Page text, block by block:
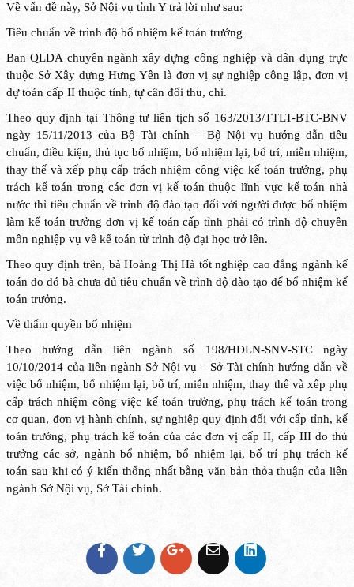
Về vấn đề này, Sở Nội vụ tỉnh Y trả lời như sau:
Tiêu chuẩn về trình độ bổ nhiệm kế toán trưởng
BanQLDA chuyên ngành xây dựng công nghiệp và dân dụng trực
thuộc Sở Xây dựng Hưng Yên là đơn vị sự nghiệp công lập, đơn vị
dự toán cấp II thuộc tỉnh, tự cân đối thu, chi.
Theo quy định tại Thông tư liên tịch số 163/2013/TTLT-BTC-BNV
ngày 15/11/2013 của Bộ Tài chính – Bộ Nội vụ hướng dẫn tiêu
chuẩn, điều kiện, thủ tục bổ nhiệm, bổ nhiệm lại, bố trí, miễn nhiệm,
thay thế và xếp phụ cấp trách nhiệm công việc kế toán trưởng, phụ
trách kế toán trong các đơn vị kế toán thuộc lĩnh vực kế toán nhà
nước thì tiêu chuẩn về trình độ đào tạo đối với người được bổ nhiệm
làm kế toán trưởng đơn vị kế toán cấp tỉnh phải có trình độ chuyên
môn nghiệp vụ về kế toán từ trình độ đại học trở lên.
Theo quy định trên, bàHoàng Thị Hà tốt nghiệp cao đẳng ngành kế
toán do đó bà chưa đủ tiêu chuẩn về trình độ đào tạo để bổ nhiệm kế
toán trưởng.
Về thẩm quyền bổ nhiệm
Theo hướng dẫn liên ngành số 198/HDLN-SNV-STC ngày
10/10/2014 của liên ngành Sở Nội vụ – Sở Tài chính hướng dẫn về
việc bổ nhiệm, bổ nhiệm lại, bố trí, miễn nhiệm, thay thế và xếp phụ
cấp trách nhiệm công việc kế toán trưởng, phụ trách kế toán trong
cơ quan, đơn vị hành chính, sự nghiệp quy định đối với cấp tỉnh, kế
toán trưởng, phụ trách kế toán của các đơn vị cấp II, cấp III do thủ
trưởng các sở, ngành bổ nhiệm, bổ nhiệm lại, bố trí phụ trách kế
toán sau khi có ý kiến thống nhất bằng văn bản thỏa thuận của liên
ngành Sở Nội vụ, Sở Tài chính.